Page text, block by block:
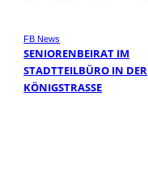
FB News
SENIORENBEIRAT IM
STADTTEILBÜRO IN DER
KÖNIGSTRASSE